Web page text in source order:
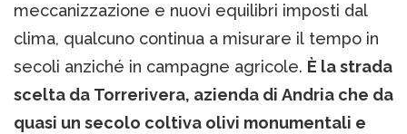
meccanizzazione e nuovi equilibri imposti dal
clima, qualcuno continua a misurare il tempo in
secoli anziché in campagne agricole. È la strada
scelta da Torrerivera, azienda di Andria che da
quasi un secolo coltiva olivi monumentali e